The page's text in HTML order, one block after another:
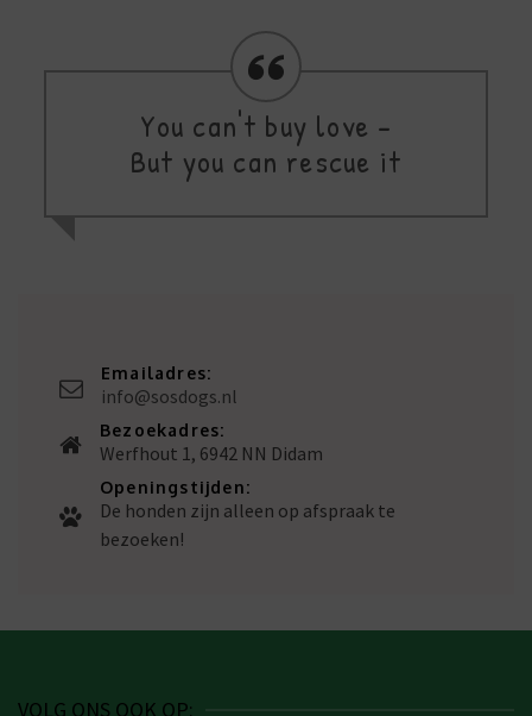
You can't buy love -
But you can rescue it
Emailadres:
info@sosdogs.nl
Bezoekadres:
Werfhout 1, 6942 NN Didam
Openingstijden:
De honden zijn alleen op afspraak te
bezoeken!
VOLG ONS OOK OP: